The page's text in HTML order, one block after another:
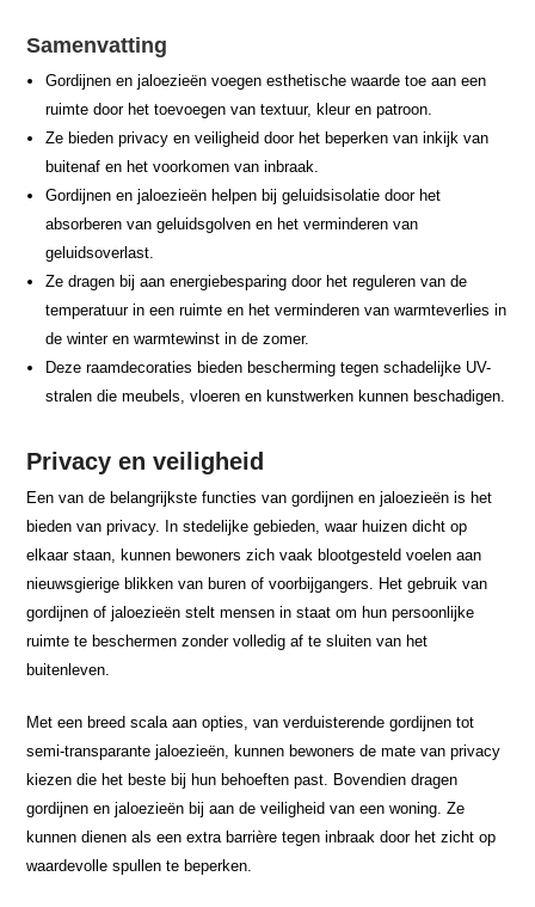
Samenvatting
Gordijnen en jaloezieën voegen esthetische waarde toe aan een
ruimte door het toevoegen van textuur, kleur en patroon.
Ze bieden privacy en veiligheid door het beperken van inkijk van
buitenaf en het voorkomen van inbraak.
Gordijnen en jaloezieën helpen bij geluidsisolatie door het
absorberen van geluidsgolven en het verminderen van
geluidsoverlast.
Ze dragen bij aan energiebesparing door het reguleren van de
temperatuur in een ruimte en het verminderen van warmteverlies in
de winter en warmtewinst in de zomer.
Deze raamdecoraties bieden bescherming tegen schadelijke UV-
stralen die meubels, vloeren en kunstwerken kunnen beschadigen.
Privacy en veiligheid
Een van de belangrijkste functies van gordijnen en jaloezieën is het
bieden van privacy. In stedelijke gebieden, waar huizen dicht op
elkaar staan, kunnen bewoners zich vaak blootgesteld voelen aan
nieuwsgierige blikken van buren of voorbijgangers. Het gebruik van
gordijnen of jaloezieën stelt mensen in staat om hun persoonlijke
ruimte te beschermen zonder volledig af te sluiten van het
buitenleven.
Met een breed scala aan opties, van verduisterende gordijnen tot
semi-transparante jaloezieën, kunnen bewoners de mate van privacy
kiezen die het beste bij hun behoeften past. Bovendien dragen
gordijnen en jaloezieën bij aan de veiligheid van een woning. Ze
kunnen dienen als een extra barrière tegen inbraak door het zicht op
waardevolle spullen te beperken.